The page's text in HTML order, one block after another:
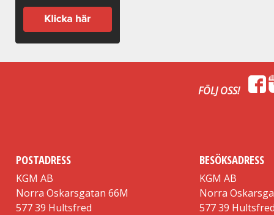
FÖLJ OSS!
POSTADRESS
KGM AB
Norra Oskarsgatan 66M
577 39 Hultsfred
BESÖKSADRESS
KGM AB
Norra
577 39